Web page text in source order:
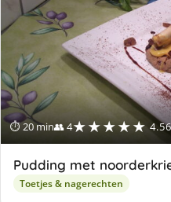
⏱ 20 min👥 4★★★★★
Pudding met
Toetjes & nagerechten